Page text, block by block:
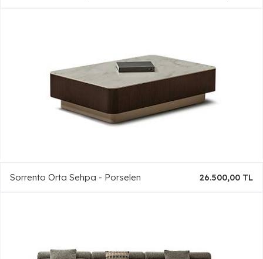
Sorrento Orta Sehpa - Porselen 26.500,00 TL